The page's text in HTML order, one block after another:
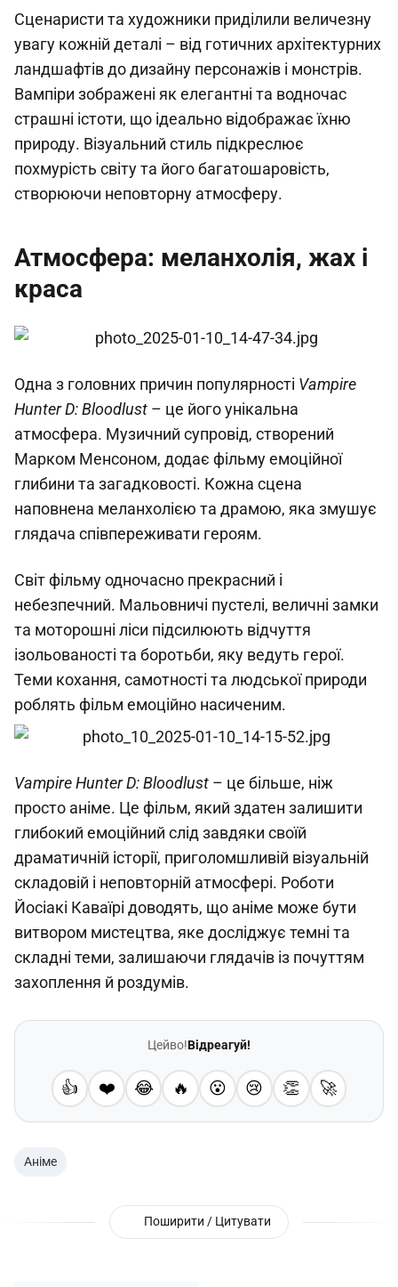
Сценаристи та художники приділили величезну
увагу кожній деталі – від готичних архітектурних
ландшафтів до дизайну персонажів і монстрів.
Вампіри зображені як елегантні та водночас
страшні істоти, що ідеально відображає їхню
природу. Візуальний стиль підкреслює
похмурість світу та його багатошаровість,
створюючи неповторну атмосферу.
Атмосфера: меланхолія, жах і
краса
Одна з головних причин популярності Vampire
Hunter D: Bloodlust – це його унікальна
атмосфера. Музичний супровід, створений
Марком Менсоном, додає фільму емоційної
глибини та загадковості. Кожна сцена
наповнена меланхолією та драмою, яка змушує
глядача співпереживати героям.
Світ фільму одночасно прекрасний і
небезпечний. Мальовничі пустелі, величні замки
та моторошні ліси підсилюють відчуття
ізольованості та боротьби, яку ведуть герої.
Теми кохання, самотності та людської природи
роблять фільм емоційно насиченим.
Vampire Hunter D: Bloodlust – це більше, ніж
просто аніме. Це фільм, який здатен залишити
глибокий емоційний слід завдяки своїй
драматичній історії, приголомшливій візуальній
складовій і неповторній атмосфері. Роботи
Йосіакі Каваїрі доводять, що аніме може бути
витвором мистецтва, яке досліджує темні та
складні теми, залишаючи глядачів із почуттям
захоплення й роздумів.
Цейво!Відреагуй!
👍 ❤️ 😂 🔥 😮 😢 👏 🚀
Аніме
Поширити / Цитувати